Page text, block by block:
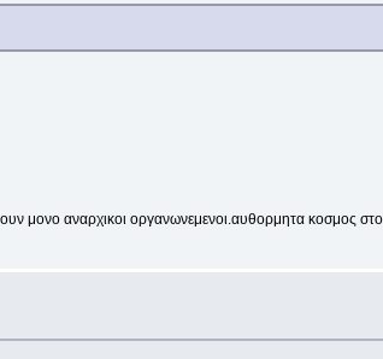
μονο αναρχικοι οργανωνεμενοι.αυθορμητα κοσμος